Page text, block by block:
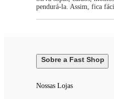
pendurá-la. Assim, fica
Sobre a Fast Shop
Nossas Lojas